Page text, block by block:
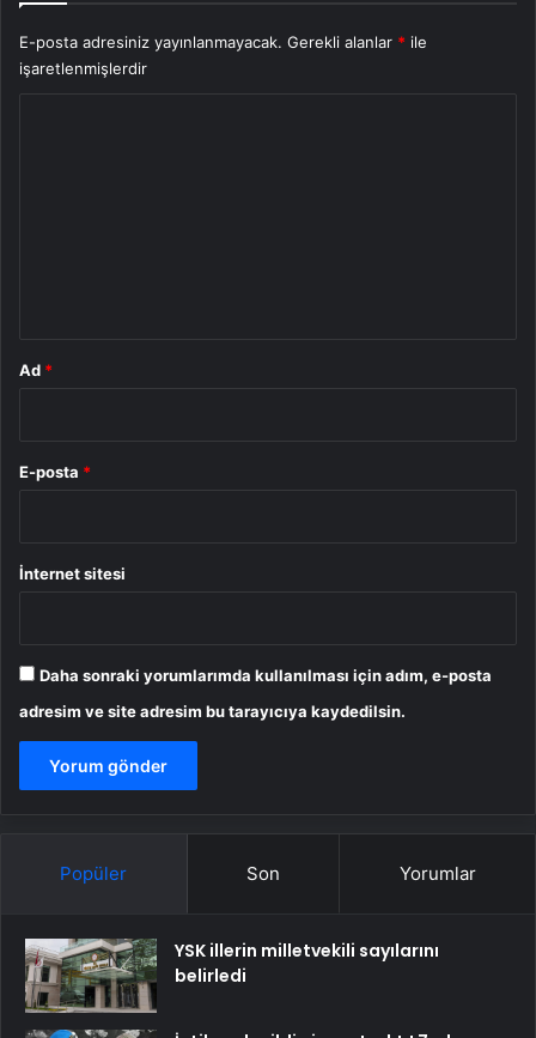
E-posta adresiniz yayınlanmayacak. Gerekli alanlar * ile
işaretlenmişlerdir
Ad *
E-posta *
İnternet sitesi
Daha sonraki yorumlarımda kullanılması için adım, e-posta
adresim ve site adresim bu tarayıcıya kaydedilsin.
Popüler Son Yorumlar
YSK illerin milletvekili sayılarını
belirledi